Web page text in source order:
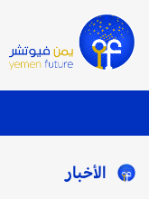
الأخبار